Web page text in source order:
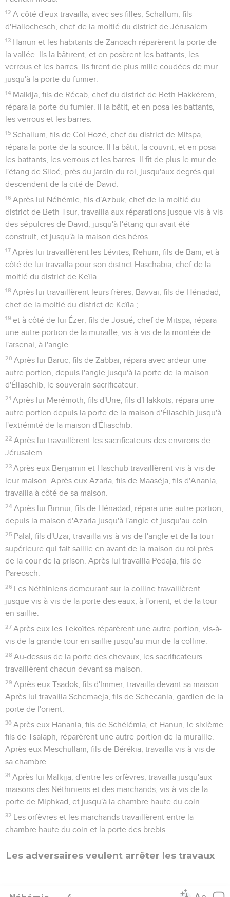
12 A côté d'eux travailla, avec ses filles, Schallum, fils
d'Hallochesch, chef de la moitié du district de Jérusalem.
13 Hanun et les habitants de Zanoach réparèrent la porte de
la vallée. Ils la bâtirent, et en posèrent les battants, les
verrous et les barres. Ils firent de plus mille coudées de mur
jusqu'à la porte du fumier.
14 Malkija, fils de Récab, chef du district de Beth Hakkérem,
répara la porte du fumier. Il la bâtit, et en posa les battants,
les verrous et les barres.
15 Schallum, fils de Col Hozé, chef du district de Mitspa,
répara la porte de la source. Il la bâtit, la couvrit, et en posa
les battants, les verrous et les barres. Il fit de plus le mur de
l'étang de Siloé, près du jardin du roi, jusqu'aux degrés qui
descendent de la cité de David.
16 Après lui Néhémie, fils d'Azbuk, chef de la moitié du
district de Beth Tsur, travailla aux réparations jusque vis-à-vis
des sépulcres de David, jusqu'à l'étang qui avait été
construit, et jusqu'à la maison des héros.
17 Après lui travaillèrent les Lévites, Rehum, fils de Bani, et à
côté de lui travailla pour son district Haschabia, chef de la
moitié du district de Keïla.
18 Après lui travaillèrent leurs frères, Bavvaï, fils de Hénadad,
chef de la moitié du district de Keïla ;
19 et à côté de lui Ézer, fils de Josué, chef de Mitspa, répara
une autre portion de la muraille, vis-à-vis de la montée de
l'arsenal, à l'angle.
20 Après lui Baruc, fils de Zabbaï, répara avec ardeur une
autre portion, depuis l'angle jusqu'à la porte de la maison
d'Éliaschib, le souverain sacrificateur.
21 Après lui Merémoth, fils d'Urie, fils d'Hakkots, répara une
autre portion depuis la porte de la maison d'Éliaschib jusqu'à
l'extrémité de la maison d'Éliaschib.
22 Après lui travaillèrent les sacrificateurs des environs de
Jérusalem.
23 Après eux Benjamin et Haschub travaillèrent vis-à-vis de
leur maison. Après eux Azaria, fils de Maaséja, fils d'Anania,
travailla à côté de sa maison.
24 Après lui Binnuï, fils de Hénadad, répara une autre portion,
depuis la maison d'Azaria jusqu'à l'angle et jusqu'au coin.
25 Palal, fils d'Uzaï, travailla vis-à-vis de l'angle et de la tour
supérieure qui fait saillie en avant de la maison du roi près
de la cour de la prison. Après lui travailla Pedaja, fils de
Pareosch.
26 Les Néthiniens demeurant sur la colline travaillèrent
jusque vis-à-vis de la porte des eaux, à l'orient, et de la tour
en saillie.
27 Après eux les Tekoïtes réparèrent une autre portion, vis-à-
vis de la grande tour en saillie jusqu'au mur de la colline.
28 Au-dessus de la porte des chevaux, les sacrificateurs
travaillèrent chacun devant sa maison.
29 Après eux Tsadok, fils d'Immer, travailla devant sa maison.
Après lui travailla Schemaeja, fils de Schecania, gardien de la
porte de l'orient.
30 Après eux Hanania, fils de Schélémia, et Hanun, le sixième
fils de Tsalaph, réparèrent une autre portion de la muraille.
Après eux Meschullam, fils de Bérékia, travailla vis-à-vis de
sa chambre.
31 Après lui Malkija, d'entre les orfèvres, travailla jusqu'aux
maisons des Néthiniens et des marchands, vis-à-vis de la
porte de Miphkad, et jusqu'à la chambre haute du coin.
32 Les orfèvres et les marchands travaillèrent entre la
chambre haute du coin et la porte des brebis.
Les adversaires veulent arrêter les travaux